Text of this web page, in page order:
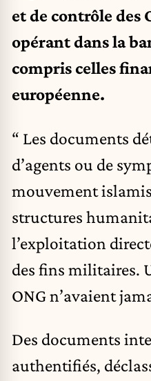
et de contrôle des
opérant dans la
compris celles
européenne.
“ Les documents
d’agents ou de
mouvement
structures
l’exploitation
des fins militaires.
ONG n’avaient
Des documents
authentifiés,